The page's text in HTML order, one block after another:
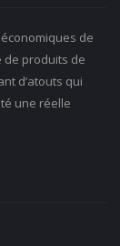
de
de produits de
d’atouts qui
une réelle